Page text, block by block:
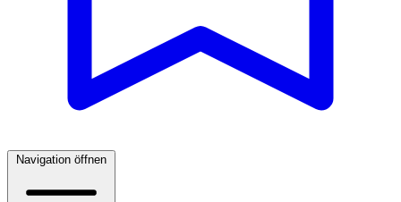
Navigation öffnen